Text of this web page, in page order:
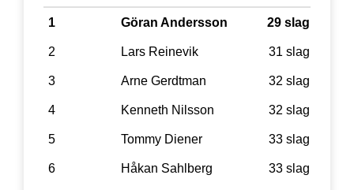
1 Göran Andersson 29 slag
2 Lars Reinevik 31 slag
3 Arne Gerdtman 32 slag
4 Kenneth Nilsson 32 slag
5 Tommy Diener 33 slag
6 Håkan Sahlberg 33 slag